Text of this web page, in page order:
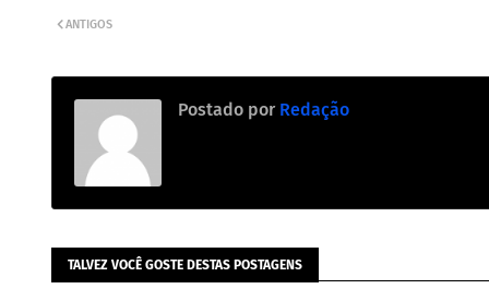
ANTIGOS
Postado por Redação
TALVEZ VOCÊ GOSTE DESTAS POSTAGENS